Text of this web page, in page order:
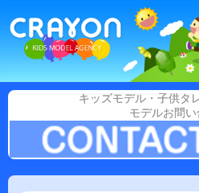
キッズモデル・子供タ
モデルお問